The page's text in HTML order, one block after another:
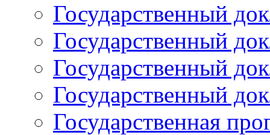
Государственный
Государственный
Государственный
Государственный
Государственная